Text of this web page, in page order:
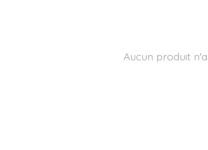
Aucun produit